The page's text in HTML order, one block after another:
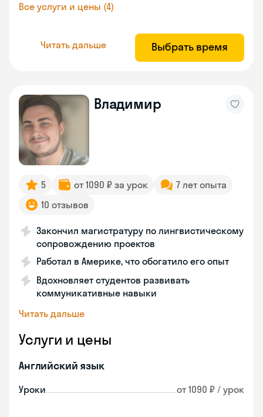
Все услуги и цены (4)
Читать дальше Выбрать время
Владимир
5 от 1090 ₽ за урок
7 лет опыта
10 отзывов
Закончил магистратуру по лингвистическому
сопровождению проектов
Работал в Америке, что обогатило его опыт
Вдохновляет студентов развивать
коммуникативные навыки
Читать дальше
Услуги и цены
Английский язык
Уроки от 1090 ₽ / урок